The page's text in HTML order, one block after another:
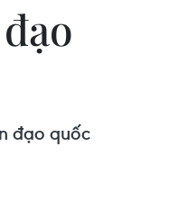
đạo quốc